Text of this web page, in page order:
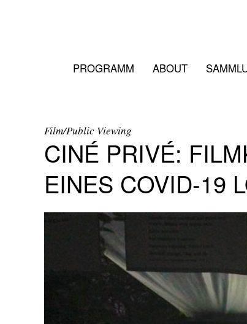
PROGRAMM ABOUT
Film/Public Viewing
CINÉ PRIVÉ:
EINES COVID-19